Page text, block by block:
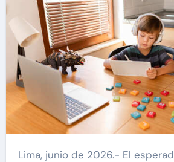
Lima, junio de 2026.- El esperado estreno de la